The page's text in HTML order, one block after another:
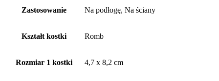
Zastosowanie Na podłogę, Na ściany
Kształt kostki Romb
Rozmiar 1 kostki 4,7 x 8,2 cm